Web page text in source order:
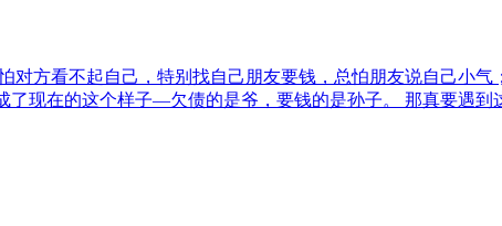
对方看不起自己，特别找自己朋友要钱，总怕朋友说自己小
了现在的这个样子—欠债的是爷，要钱的是孙子。 那真要遇